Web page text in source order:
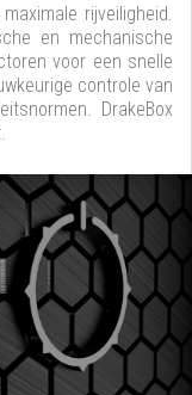
rijveiligheid.
en mechanische
voor een snelle
controle van
DrakeBox